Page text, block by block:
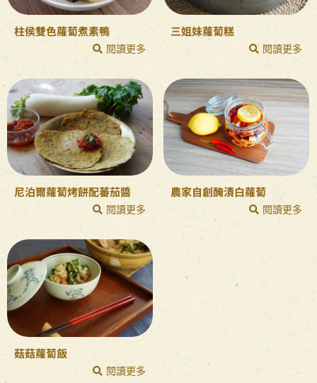
柱侯雙色蘿蔔煮素鴨
閱讀更多
三姐妹蘿蔔糕
閱讀更多
尼泊爾蘿蔔烤餅配蕃茄醬
閱讀更多
農家自創醃漬白蘿蔔
閱讀更多
菇菇蘿蔔飯
閱讀更多